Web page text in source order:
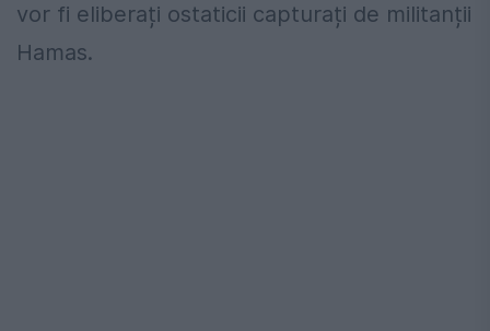
vor fi eliberați ostaticii capturați de militanții
Hamas.